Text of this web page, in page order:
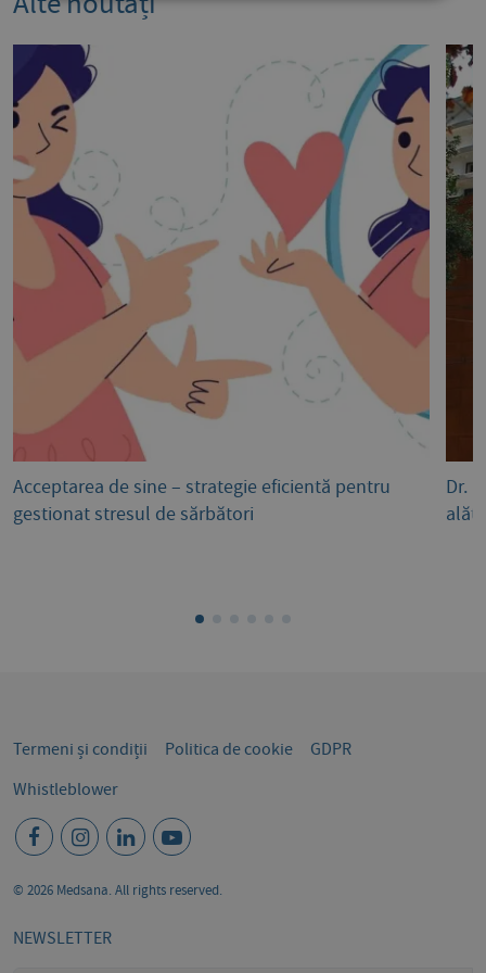
Acceptarea de sine – strategie eficientă pentru
gestionat stresul de sărbători
Dr.
Termeni și condiții Politica de cookie
GDPR
Whistleblower
© 2026 Medsana. All rights reserved.
NEWSLETTER